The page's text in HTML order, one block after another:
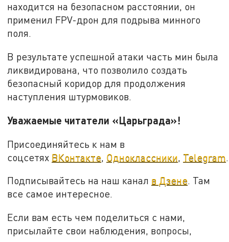
находится на безопасном расстоянии, он
применил FPV-дрон для подрыва минного
поля.
В результате успешной атаки часть мин была
ликвидирована, что позволило создать
безопасный коридор для продолжения
наступления штурмовиков.
Уважаемые читатели «Царьграда»!
Присоединяйтесь к нам в
соцсетях ВКонтакте Одноклассники Telegram
Подписывайтесь на наш канал в Дзене. Там
все самое интересное.
Если вам есть чем поделиться с нами,
присылайте свои наблюдения, вопросы,